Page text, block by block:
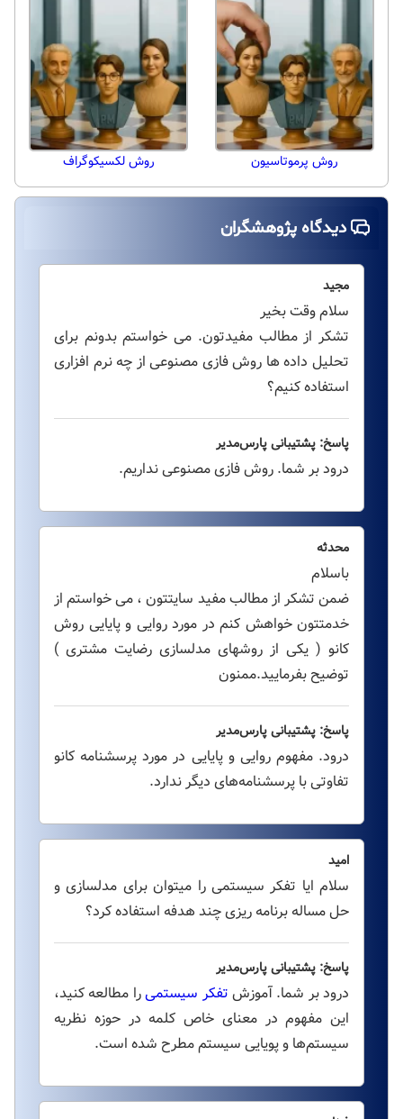
روش پرموتاسیون روش لکسیکوگراف
دیدگاه پژوهشگران
مجید
سلام وقت بخیر
تشکر از مطالب مفیدتون. می خواستم بدونم برای
تحلیل داده ها روش فازی مصنوعی از چه نرم افزاری
استفاده کنیم؟
پاسخ: پشتیبانی پارس‌مدیر
درود بر شما. روش فازی مصنوعی نداریم.
محدثه
باسلام
ضمن تشکر از مطالب مفید سایتتون ، می خواستم از
خدمتتون خواهش کنم در مورد روایی و پایایی روش
کانو ( یکی از روشهای مدلسازی رضایت مشتری )
توضیح بفرمایید.ممنون
پاسخ: پشتیبانی پارس‌مدیر
درود. مفهوم روایی و پایایی در مورد پرسشنامه کانو
تفاوتی با پرسشنامه‌های دیگر ندارد.
امید
سلام ایا تفکر سیستمی را میتوان برای مدلسازی و
حل مساله برنامه ریزی چند هدفه استفاده کرد؟
پاسخ: پشتیبانی پارس‌مدیر
درود بر شما. آموزش تفکر سیستمیرا مطالعه کنید،
این مفهوم در معنای خاص کلمه در حوزه نظریه
سیستم‌ها و پویایی سیستم مطرح شده است.